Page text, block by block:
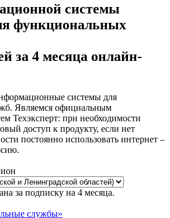
системы
функциональных
за 4 месяца онлайн-
системы для
Являемся официальным
Техэксперт: при необходимости
доступ к продукту, если нет
постоянно использовать интернет –
за подписку на 4 месяца.